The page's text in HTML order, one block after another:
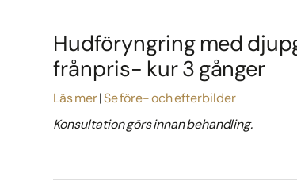
Hudföryngring med
frånpris- kur 3 gånger
Läs mer Se före- och efterbilder
Konsultation görs innan behandling.